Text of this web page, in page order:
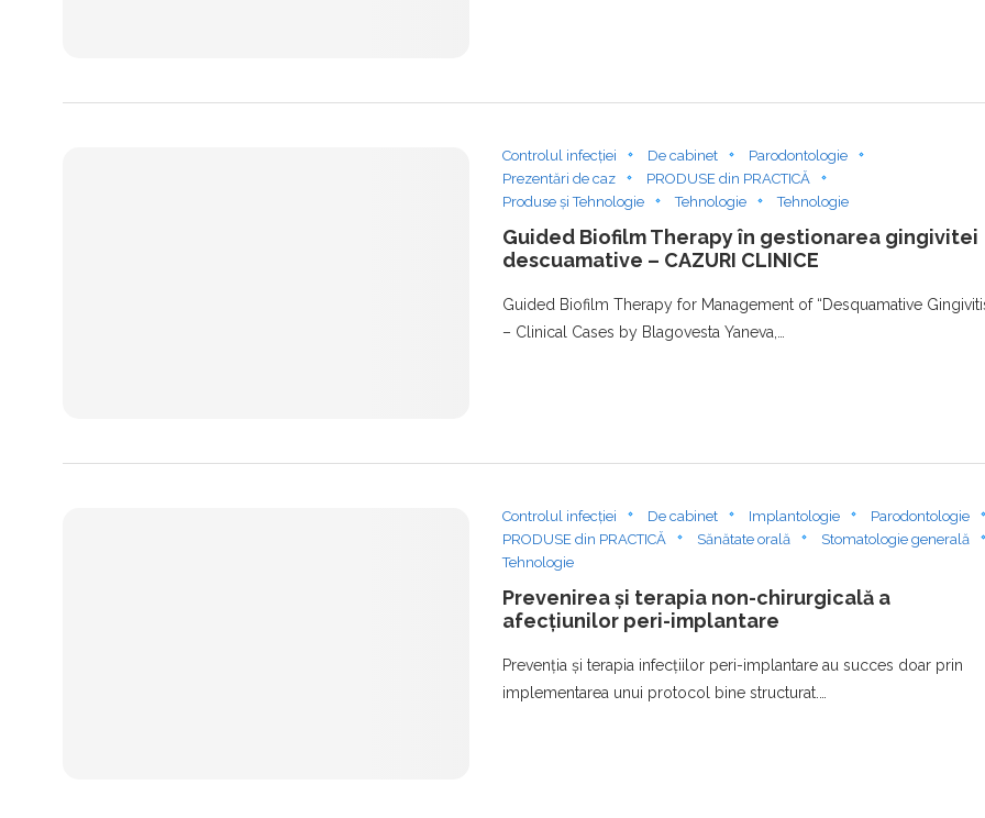
Controlul infecției De cabinet
Parodontologie
Prezentări de caz
PRODUSE din PRACTICĂ
Produse și Tehnologie
Tehnologie Tehnologie
Guided Biofilm Therapy în gestionarea gingivitei
descuamative – CAZURI CLINICE
Guided Biofilm Therapy for Management of “Desquamative
– Clinical Cases by Blagovesta Yaneva,…
Controlul infecției De cabinet Implantologie
Parodontologie
PRODUSE din PRACTICĂ
Sănătate orală
Stomatologie generală
Tehnologie
Prevenirea și terapia non-chirurgicală a
afecțiunilor peri-implantare
Prevenția și terapia infecțiilor peri-implantare au succes doar prin
implementarea unui protocol bine structurat.…